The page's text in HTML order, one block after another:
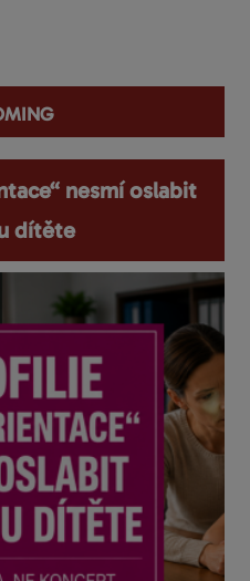
nesmí oslabit
dítěte